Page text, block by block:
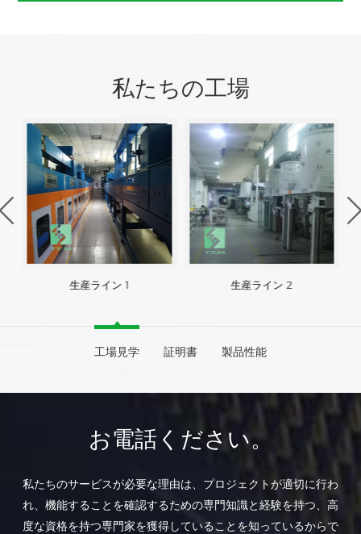
私たちの工場
生産ライン 1 生産ライン 2
工場見学 証明書 製品性能
お電話ください。
私たちのサービスが必要な理由は、プロジェクトが適切に行わ
れ、機能することを確認するための専門知識と経験を持つ、高
度な資格を持つ専門家を獲得していることを知っているからで